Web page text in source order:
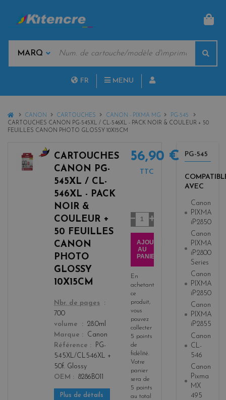
MARQUES
CLÉS
FR MENU
HOMECANON CARTOUCHES CANON - PIXMA MG
PG-545
CARTOUCHES CANON PG-545XL / CL-546XL - PACK NOIR & COULEUR + 50
FEUILLES CANON PHOTO GLOSSY 10X15CM
CARTOUCHES
CANON PG-
545XL / CL-
546XL - PACK
NOIR &
COULEUR +
50 FEUILLES
CANON
PHOTO
GLOSSY
10X15CM
color
Nbr. de pages
700
volume
28.0ml
Marque
Canon
Référence
PG-
545XL/CL546XL +
50f. Glossy
OEM
8286B011
Plus de détails
56,90 €
TTC
Quantité
AJOUTER
AU
PANIER
En
achetant
ce
produit,
vous
pouvez
collecter
5 points
de
fidélité.
Votre
panier
sera de
5 points
au total
PG-545
AVEC
Canon
PIXMA
iP2850
Canon
PIXMA
iP2800
Series
Canon
PIXMA
iP2850
Canon
PIXMA
iP2855
Canon
CL-
546
Canon
Pixma
MX
495